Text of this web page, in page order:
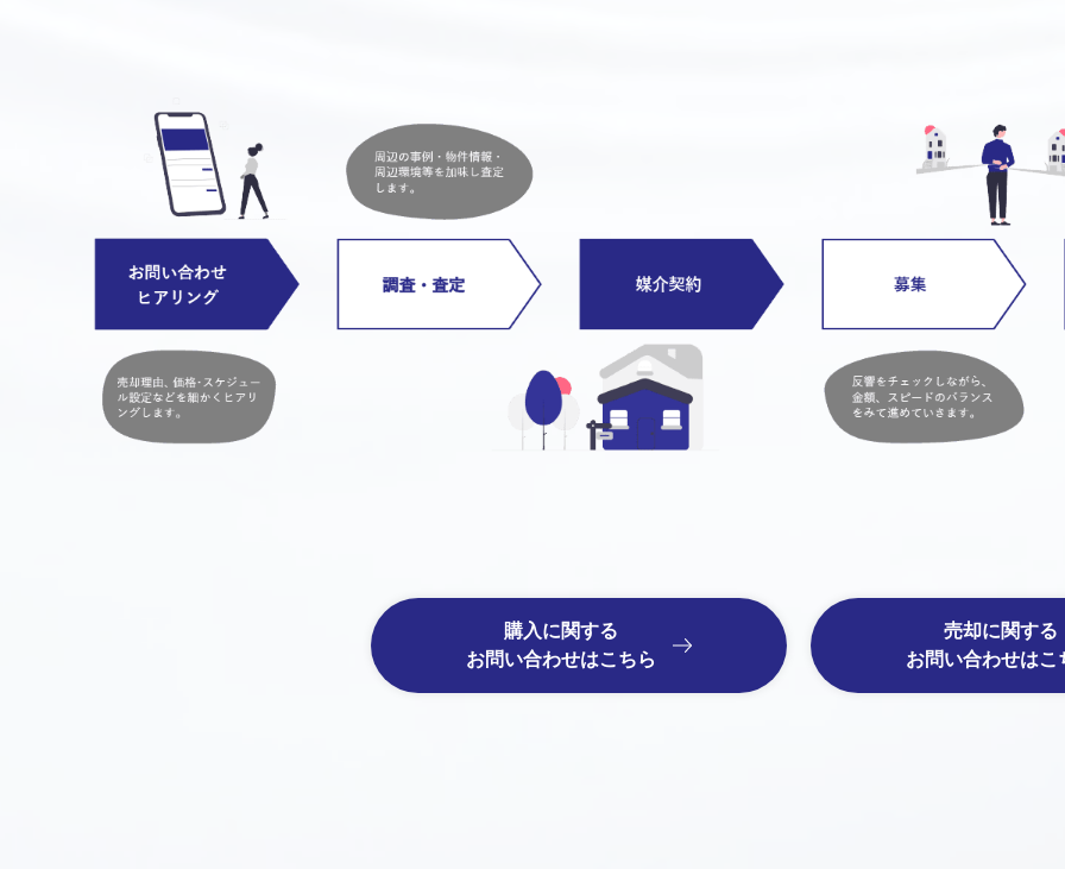
購入に関する
お問い合わせはこちら
売却に関する
お問い合わせはこ